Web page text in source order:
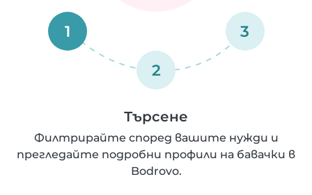
1
2
3
Търсене
Филтрирайте според вашите нужди и
прегледайте подробни профили на бавачки в
Bodrovo.